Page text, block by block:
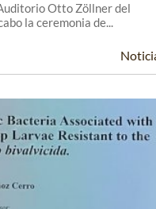
Otto Zöllner del
la ceremonia de...